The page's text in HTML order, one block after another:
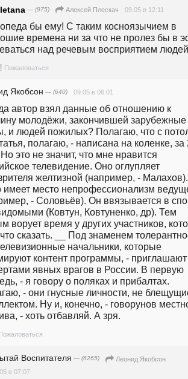
— (975) Алексей Плескач 09.05 в 12:11
бы ему! С таким косноязычием в
времена ни за что не пролез бы в
над речевым восприятием людей
! Пожаловаться
Якобсон — (640) 09.05 в 06:01
автор взял данные об отношению к
молодёжи, закончившей зарубежные
и людей пожилых? Полагаю, что с
полагаю, - написана на коленке, за
это не значит, что мне нравится
телевидение. Оно оглупляет
желтизной (например, - Малахов).
имеет место непрофессионализм
- Соловьёв). Он ввязывается в
(Ковтун, Ковтуненко, др). Тем
ворует время у других участников,
сказать. __ Под знаменем
начальники, которые
контент программы, - приглашают
явных врагов в России. В первую
- я говору о поляках и прибалтах.
- они гнусные личности, не
Ну и, конечно, - говорунов
- хоть отбавляй. А зря.
Пожаловаться
Воспитателя — (6265)
Леонид Якобсон
в 07:07